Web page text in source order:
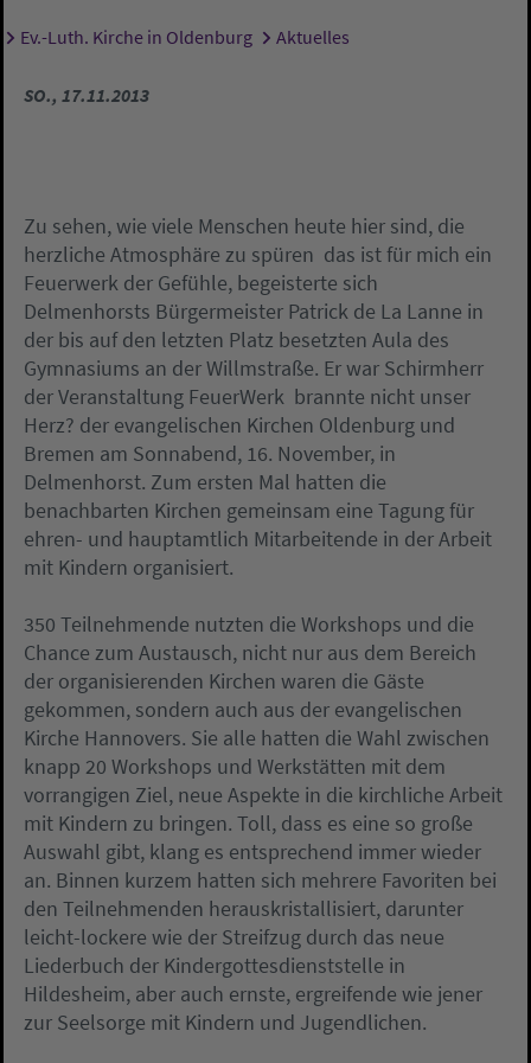
Sie sind hier:
Ev.-Luth. Kirche in Oldenburg Aktuelles
SO., 17.11.2013
Zu sehen, wie viele Menschen heute hier sind, die
herzliche Atmosphäre zu spüren  das ist für mich ein
Feuerwerk der Gefühle, begeisterte sich
Delmenhorsts Bürgermeister Patrick de La Lanne in
der bis auf den letzten Platz besetzten Aula des
Gymnasiums an der Willmstraße. Er war Schirmherr
der Veranstaltung FeuerWerk  brannte nicht unser
Herz? der evangelischen Kirchen Oldenburg und
Bremen am Sonnabend, 16. November, in
Delmenhorst. Zum ersten Mal hatten die
benachbarten Kirchen gemeinsam eine Tagung für
ehren- und hauptamtlich Mitarbeitende in der Arbeit
mit Kindern organisiert.
350 Teilnehmende nutzten die Workshops und die
Chance zum Austausch, nicht nur aus dem Bereich
der organisierenden Kirchen waren die Gäste
gekommen, sondern auch aus der evangelischen
Kirche Hannovers. Sie alle hatten die Wahl zwischen
knapp 20 Workshops und Werkstätten mit dem
vorrangigen Ziel, neue Aspekte in die kirchliche Arbeit
mit Kindern zu bringen. Toll, dass es eine so große
Auswahl gibt, klang es entsprechend immer wieder
an. Binnen kurzem hatten sich mehrere Favoriten bei
den Teilnehmenden herauskristallisiert, darunter
leicht-lockere wie der Streifzug durch das neue
Liederbuch der Kindergottesdienststelle in
Hildesheim, aber auch ernste, ergreifende wie jener
zur Seelsorge mit Kindern und Jugendlichen.